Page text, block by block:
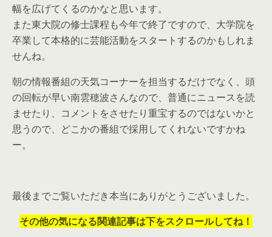
幅を広げてくるのかなと思います。
また東大院の修士課程も今年で終了ですので、大学院を
卒業して本格的に芸能活動をスタートするのかもしれま
せんね。
朝の情報番組の天気コーナーを担当するだけでなく、頭
の回転が早い南雲穂波さんなので、普通にニュースを読
ませたり、コメントをさせたり重宝するのではないかと
思うので、どこかの番組で採用してくれないですかね
ー。
最後までご覧いただき本当にありがとうございました。
その他の気になる関連記事は下をスクロールしてね！